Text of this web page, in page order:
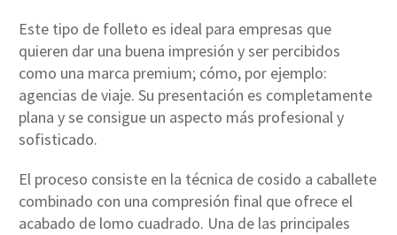
Este tipo de folleto es ideal para empresas que
quieren dar una buena impresión y ser percibidos
como una marca premium; cómo, por ejemplo:
agencias de viaje. Su presentación es completamente
plana y se consigue un aspecto más profesional y
sofisticado.
El proceso consiste en la técnica de cosido a caballete
combinado con una compresión final que ofrece el
acabado de lomo cuadrado. Una de las principales